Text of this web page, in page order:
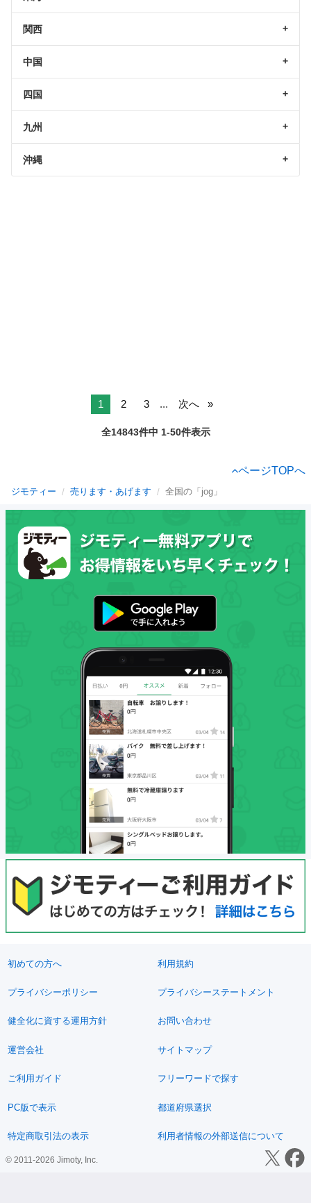
関西
中国
四国
九州
沖縄
1 2 3 ... 次へ
全14843件中 1-50件表示
ページTOPへ
ジモティー 売ります・あげます 全国の「jog」
初めての方へ 利用規約
プライバシーポリシー プライバシーステートメント
健全化に資する運用方針 お問い合わせ
運営会社 サイトマップ
ご利用ガイド フリーワードで探す
PC版で表示 都道府県選択
特定商取引法の表示 利用者情報の外部送信について
© 2011-2026 Jimoty, Inc.